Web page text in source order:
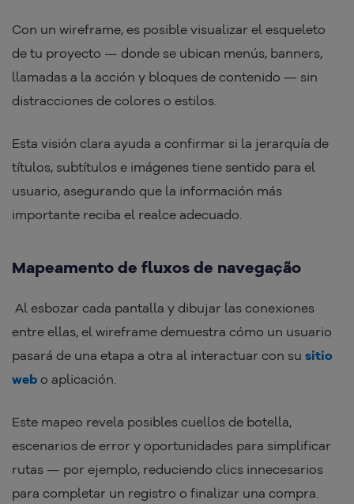
Con un wireframe, es posible visualizar el esqueleto
de tu proyecto — donde se ubican menús, banners,
llamadas a la acción y bloques de contenido — sin
distracciones de colores o estilos.
Esta visión clara ayuda a confirmar si la jerarquía de
títulos, subtítulos e imágenes tiene sentido para el
usuario, asegurando que la información más
importante reciba el realce adecuado.
Mapeamento de fluxos de navegação
Al esbozar cada pantalla y dibujar las conexiones
entre ellas, el wireframe demuestra cómo un usuario
pasará de una etapa a otra al interactuar con su sitio
web o aplicación.
Este mapeo revela posibles cuellos de botella,
escenarios de error y oportunidades para simplificar
rutas — por ejemplo, reduciendo clics innecesarios
para completar un registro o finalizar una compra.